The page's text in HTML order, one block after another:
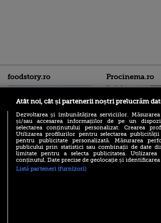
foodstory.ro
(P) Descoperă Lumea
Evenimentelor din România
cu Transilvania Events!
Procinema.ro
Nikolaj Coster-
Urzeala
Atât noi, cât și partenerii noștri prelucrăm
Dezvoltarea și îmbunătățirea serviciilor.
și/sau accesarea informațiilor de pe un
selectarea conținutului personalizat. Crearea
Utilizarea profilurilor pentru selectarea
pentru publicitate personalizată. Măsurarea
publicului prin statistici sau combinații de date
limitate pentru a selecta publicitatea.
conținutul. Date precise de geolocație și
Listă parteneri (furnizori)